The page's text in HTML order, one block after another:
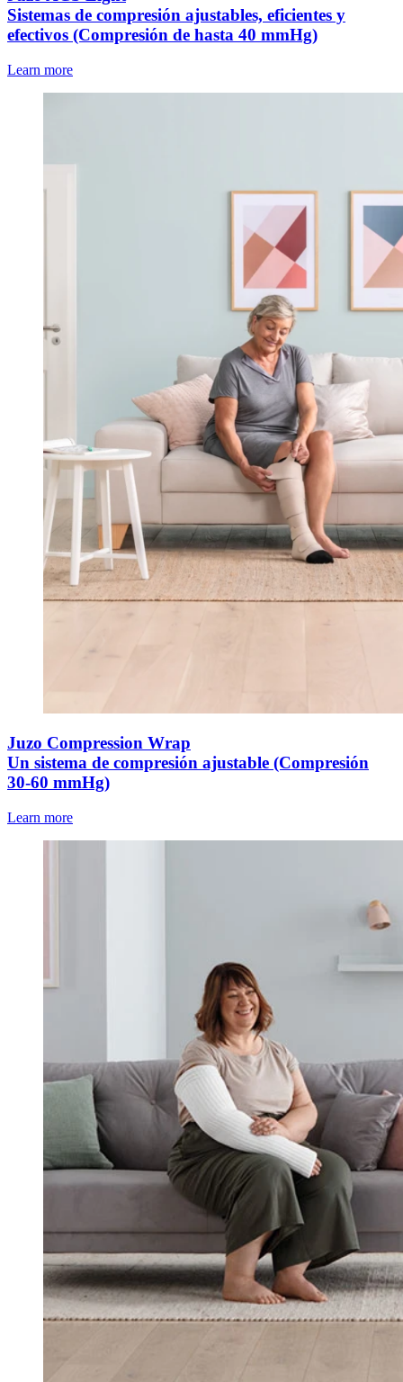
Sistemas de compresión ajustables, eficientes y
efectivos (Compresión de hasta 40 mmHg)
Learn more
Juzo Compression Wrap
Un sistema de compresión ajustable (Compresión
30-60 mmHg)
Learn more